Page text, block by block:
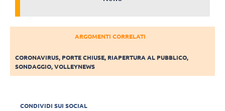
ARGOMENTI CORRELATI
CORONAVIRUS, PORTE CHIUSE, RIAPERTURA AL PUBBLICO,
SONDAGGIO,VOLLEYNEWS
CONDIVIDI SUI SOCIAL